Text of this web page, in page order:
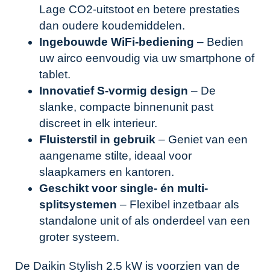
Lage CO2-uitstoot en betere prestaties
dan oudere koudemiddelen.
Ingebouwde WiFi-bediening – Bedien
uw airco eenvoudig via uw smartphone of
tablet.
Innovatief S-vormig design – De
slanke, compacte binnenunit past
discreet in elk interieur.
Fluisterstil in gebruik – Geniet van een
aangename stilte, ideaal voor
slaapkamers en kantoren.
Geschikt voor single- én multi-
splitsystemen – Flexibel inzetbaar als
standalone unit of als onderdeel van een
groter systeem.
De Daikin Stylish 2.5 kW is voorzien van de